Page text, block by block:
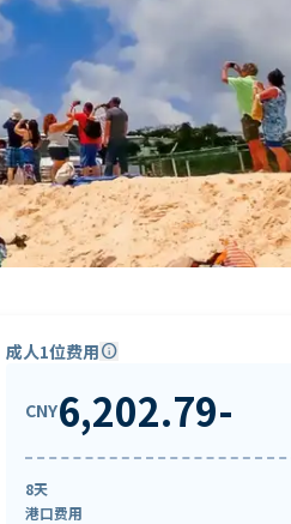
成人1位费用info
CNY6,202.79-
8天
港口费用